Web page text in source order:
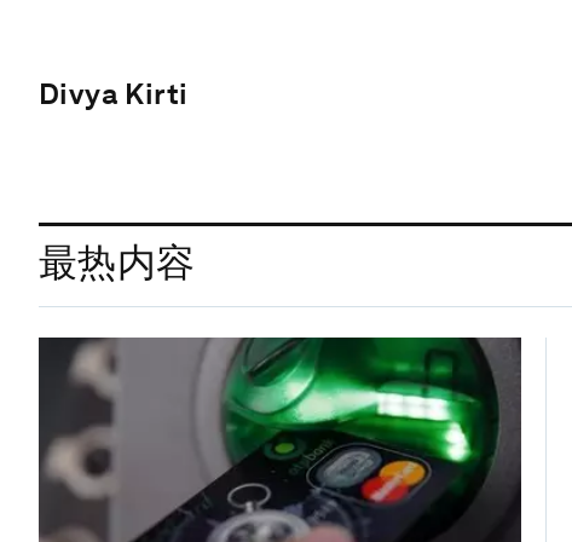
Divya Kirti
最热内容